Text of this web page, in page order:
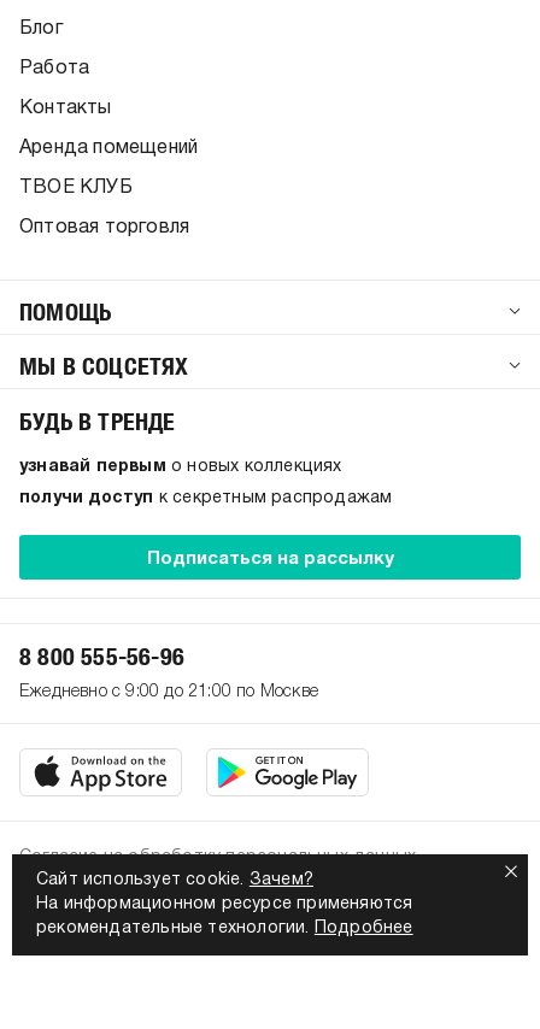
Сайт использует cookie. Зачем?
На информационном ресурсе применяются
рекомендательные технологии.
Подробнее
Блог
Работа
Контакты
Аренда помещений
ТВОЕ КЛУБ
Оптовая торговля
ПОМОЩЬ
МЫ В СОЦСЕТЯХ
БУДЬ В ТРЕНДЕ
узнавай первым о новых коллекциях
получи доступ
к секретным распродажам
Подписаться на рассылку
8 800 555-56-96
Ежедневно с 9:00 до 21:00 по Москве
2026. Все права защищены
Политика конфиденциальности
Согласие на обработку персональных данных